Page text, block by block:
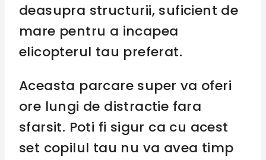
deasupra structurii, suficient de
mare pentru a incapea
elicopterul tau preferat.
Aceasta parcare super va oferi
ore lungi de distractie fara
sfarsit. Poti fi sigur ca cu acest
set copilul tau nu va avea timp